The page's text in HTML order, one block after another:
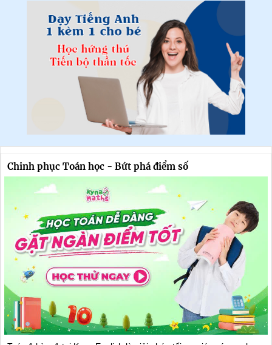
Chinh phục Toán học - Bứt phá điểm số